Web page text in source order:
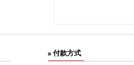
付款方式